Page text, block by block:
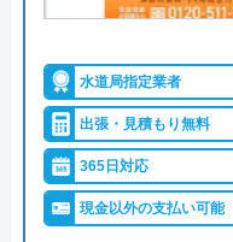
向井
2 年前
5月4日に蛇口か
水道修理ルート
株式会社クリーンラ
ービス「水道修理ル
認定を受けている大
水道局指定業者
出張・見積もり無料
365日対応
現金以外の支払い可能